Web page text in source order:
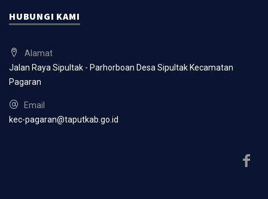
HUBUNGI KAMI
Alamat
Jalan Raya Sipultak - Parhorboan Desa Sipultak Kecamatan
Pagaran
Email
kec-pagaran@taputkab.go.id